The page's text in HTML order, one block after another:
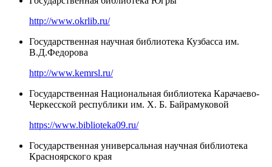
http://www.okrlib.ru/
Государственная научная библиотека Кузбасса им.
В.Д.Федорова
http://www.kemrsl.ru/
Государственная Национальная библиотека Карачаево-
Черкесской республики им. Х. Б. Байрамуковой
https://www.biblioteka09.ru/
Государственная универсальная научная библиотека
Красноярского края